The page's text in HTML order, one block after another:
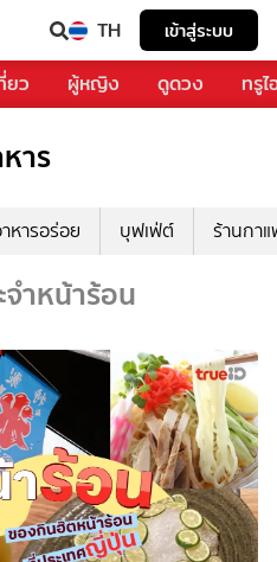
TH เข้าสู่ระบบ
ยว ผู้หญิง ดูดวง ทรู
าร
หารอร่อย บุฟเฟ่ต์ ร้านกา
จำหน้าร้อน